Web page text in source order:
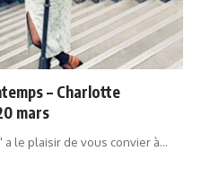
– Charlotte
mars
a le plaisir de vous convier à…